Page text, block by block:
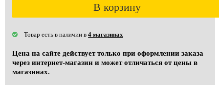
В корзину
Товар есть в наличии в 4 магазинах
Цена на сайте действует только при оформлении заказа
через интернет-магазин и может отличаться от цены в
магазинах.